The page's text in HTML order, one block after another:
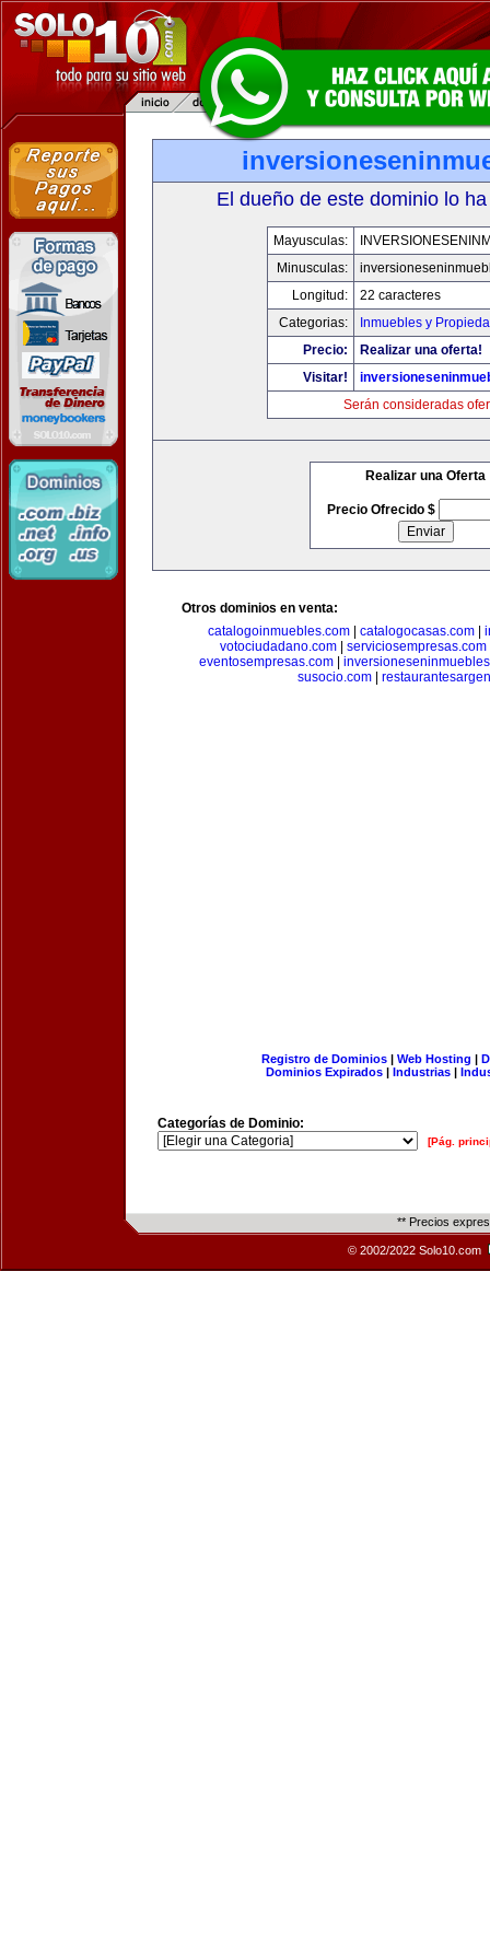
El dueño de este dominio lo
Mayusculas:
Minusculas:
Longitud:
22 caracteres
Categorias:
Inmuebles y
Precio:
Realizar una oferta!
Visitar!
Serán consideradas
Realizar una Oferta
Precio Ofrecido $
Otros dominios en venta:
catalogoinmuebles.com| catalogocasas.com|
votociudadano.com| serviciosempresas.com
eventosempresas.com
susocio.com|
Registro de Dominios| Web Hosting |
Dominios Expirados | Industrias |
Categorías de Dominio:
[Pág.
** Precios
© 2002/2022 Solo10.com